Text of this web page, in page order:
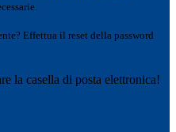
Effettua il reset della password
la casella di posta elettronica!